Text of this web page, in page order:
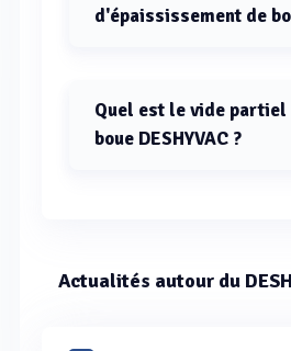
d'épaississement de
Quel est le vide
boue DESHYVAC ?
Actualités autour du